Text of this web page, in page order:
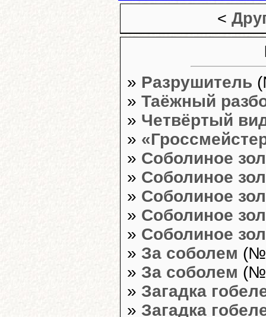
<
» Разрушитель
» Таёжный
» Четвёртый
»
» Соболиное
» Соболиное
» Соболиное
» Соболиное
» Соболиное
» За соболем
» За соболем
» Загадка
» Загадка